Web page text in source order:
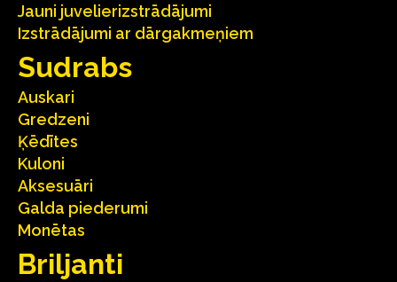
Jauni juvelierizstrādājumi
Izstrādājumi ar dārgakmeņiem
Sudrabs
Auskari
Gredzeni
Ķēdītes
Kuloni
Aksesuāri
Galda piederumi
Monētas
Briljanti